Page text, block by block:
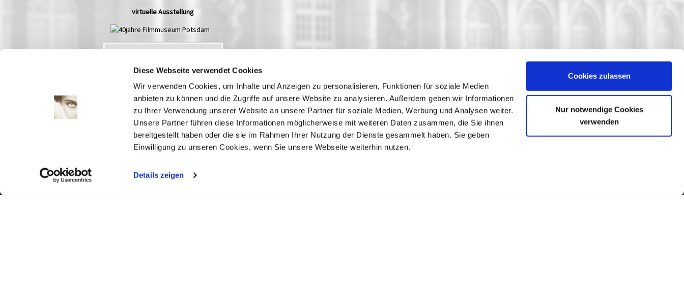
Diese Webseite verwendet Cookies
Wir verwenden Cookies, um Inhalte und Anzeigen zu personalisieren, Funktionen für soziale Medien
anbieten zu können und die Zugriffe auf unsere Website zu analysieren. Außerdem geben wir Informationen
zu Ihrer Verwendung unserer Website an unsere Partner für soziale Medien, Werbung und Analysen weiter.
Unsere Partner führen diese Informationen möglicherweise mit weiteren Daten zusammen, die Sie ihnen
bereitgestellt haben oder die sie im Rahmen Ihrer Nutzung der Dienste gesammelt haben. Sie geben
Einwilligung zu unseren Cookies, wenn Sie unsere Webseite weiterhin nutzen.
Details zeigen
Cookies zulassen
Nur notwendige Cookies
verwenden
virtuelle Ausstellung
Spielplan Aug 2026
Mi Do Fr Sa So
1
2
4 5 6 7 8
9
11 12 13 14 15
16
18 19 20 21 22
23
25 26 27 28 29
30